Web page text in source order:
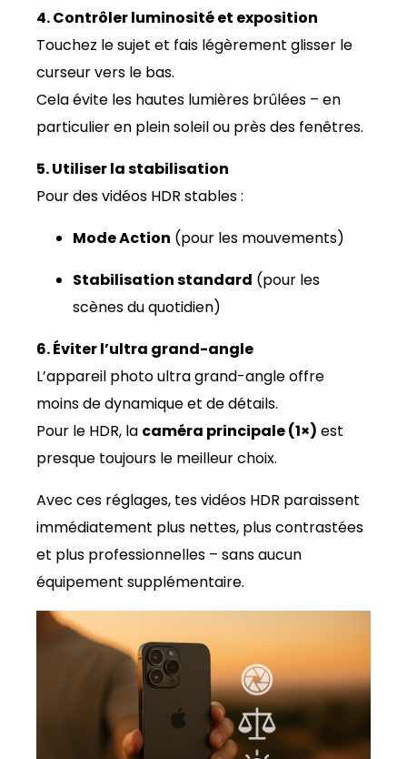
4. Contrôler luminosité et exposition
Touchez le sujet et fais légèrement glisser le
curseur vers le bas.
Cela évite les hautes lumières brûlées – en
particulier en plein soleil ou près des fenêtres.
5. Utiliser la stabilisation
Pour des vidéos HDR stables :
Mode Action (pour les mouvements)
Stabilisation standard (pour les
scènes du quotidien)
6. Éviter l’ultra grand-angle
L’appareil photo ultra grand-angle offre
moins de dynamique et de détails.
Pour le HDR, la caméra principale (1×) est
presque toujours le meilleur choix.
Avec ces réglages, tes vidéos HDR paraissent
immédiatement plus nettes, plus contrastées
et plus professionnelles – sans aucun
équipement supplémentaire.